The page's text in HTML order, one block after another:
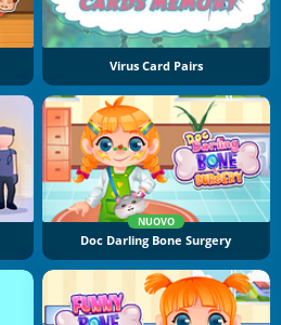
Virus Card Pairs
NUOVO
Doc Darling Bone Surgery